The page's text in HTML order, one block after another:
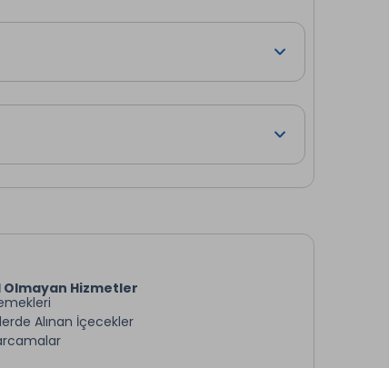
Olmayan Hizmetler
Alınan İçecekler